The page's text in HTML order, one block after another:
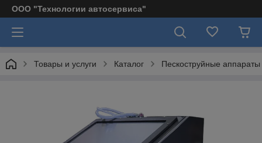
ООО "Технологии автосервиса"
Товары и услуги Каталог Пескоструйные аппараты